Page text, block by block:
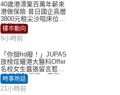
40歲港漂棄百萬年薪來
港做保險 昔日國企高層
3800元租尖沙咀床位｜
租盤Million
樓市動向
9小時前
「你個frd廢！」JUPAS
放榜炫耀港大醫科Offer
名校女生囂張留言惹眾
怒 醫學院澄清：宣稱
「40.5分獲錄取」不符事
實｜Juicy叮
時事熱話
21小時前